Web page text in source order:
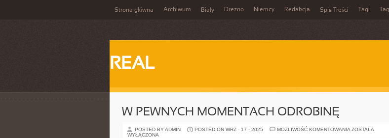
Strona główna Archiwum Biały Drezno Niemcy Redakcja Spis Treści Tagi
REAL
W PEWNYCH MOMENTACH ODROBINĘ
POSTED BY ADMIN POSTED ON WRZ - 17 - 2025 MOŻLIWOŚĆ KOMENTOWANIA W
ZOSTAŁA
WYŁĄCZONA